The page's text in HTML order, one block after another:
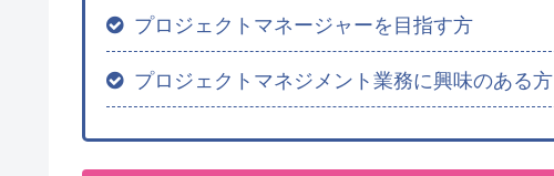
プロジェクトマネージャーを目指す方
プロジェクトマネジメント業務に興味のある方